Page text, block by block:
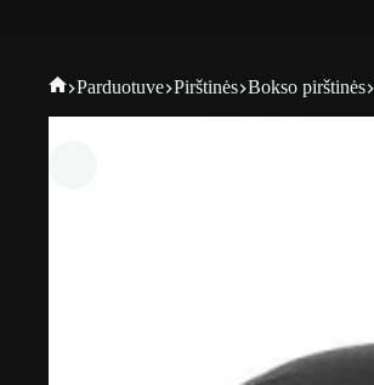
Fightgear
Parduotuve Pirštinės Bokso pirštinės